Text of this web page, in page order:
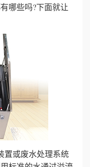
哪些吗?下面就让
或废水处理系统